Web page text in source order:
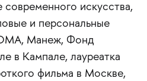
современного искусства,
и персональные
Манеж, Фонд
в Кампале, лауреатка
фильма в Москве,